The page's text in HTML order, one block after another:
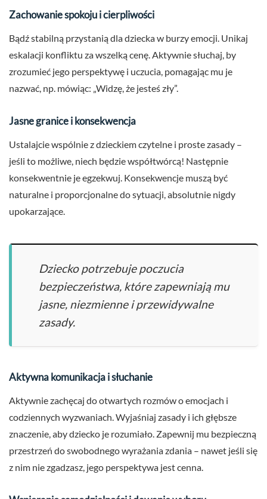
Zachowanie spokoju i cierpliwości
Bądź stabilną przystanią dla dziecka w burzy emocji. Unikaj
eskalacji konfliktu za wszelką cenę. Aktywnie słuchaj, by
zrozumieć jego perspektywę i uczucia, pomagając mu je
nazwać, np. mówiąc: „Widzę, że jesteś zły”.
Jasne granice i konsekwencja
Ustalajcie wspólnie z dzieckiem czytelne i proste zasady –
jeśli to możliwe, niech będzie współtwórcą! Następnie
konsekwentnie je egzekwuj. Konsekwencje muszą być
naturalne i proporcjonalne do sytuacji, absolutnie nigdy
upokarzające.
Dziecko potrzebuje poczucia
bezpieczeństwa, które zapewniają mu
jasne, niezmienne i przewidywalne
zasady.
Aktywna komunikacja i słuchanie
Aktywnie zachęcaj do otwartych rozmów o emocjach i
codziennych wyzwaniach. Wyjaśniaj zasady i ich głębsze
znaczenie, aby dziecko je rozumiało. Zapewnij mu bezpieczną
przestrzeń do swobodnego wyrażania zdania – nawet jeśli się
z nim nie zgadzasz, jego perspektywa jest cenna.